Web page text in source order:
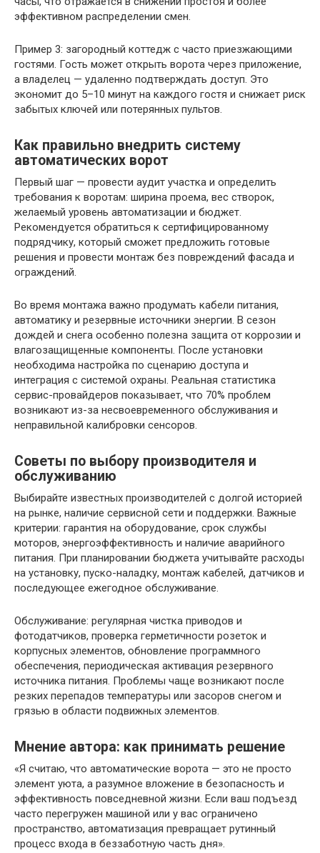
эффективном распределении смен.
Пример 3: загородный коттедж с часто приезжающими
гостями. Гость может открыть ворота через приложение,
а владелец — удаленно подтверждать доступ. Это
экономит до 5–10 минут на каждого гостя и снижает риск
забытых ключей или потерянных пультов.
Как правильно внедрить систему
автоматических ворот
Первый шаг — провести аудит участка и определить
требования к воротам: ширина проема, вес створок,
желаемый уровень автоматизации и бюджет.
Рекомендуется обратиться к сертифицированному
подрядчику, который сможет предложить готовые
решения и провести монтаж без повреждений фасада и
ограждений.
Во время монтажа важно продумать кабели питания,
автоматику и резервные источники энергии. В сезон
дождей и снега особенно полезна защита от коррозии и
влагозащищенные компоненты. После установки
необходима настройка по сценарию доступа и
интеграция с системой охраны. Реальная статистика
сервис-провайдеров показывает, что 70% проблем
возникают из-за несвоевременного обслуживания и
неправильной калибровки сенсоров.
Советы по выбору производителя и
обслуживанию
Выбирайте известных производителей с долгой историей
на рынке, наличие сервисной сети и поддержки. Важные
критерии: гарантия на оборудование, срок службы
моторов, энергоэффективность и наличие аварийного
питания. При планировании бюджета учитывайте расходы
на установку, пуско-наладку, монтаж кабелей, датчиков и
последующее ежегодное обслуживание.
Обслуживание: регулярная чистка приводов и
фотодатчиков, проверка герметичности розеток и
корпусных элементов, обновление программного
обеспечения, периодическая активация резервного
источника питания. Проблемы чаще возникают после
резких перепадов температуры или засоров снегом и
грязью в области подвижных элементов.
Мнение автора: как принимать решение
«Я считаю, что автоматические ворота — это не просто
элемент уюта, а разумное вложение в безопасность и
эффективность повседневной жизни. Если ваш подъезд
часто перегружен машиной или у вас ограничено
пространство, автоматизация превращает рутинный
процесс входа в беззаботную часть дня».